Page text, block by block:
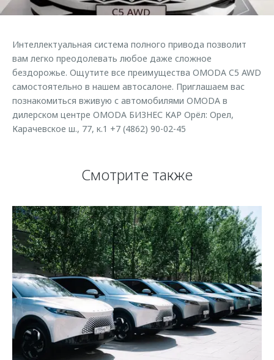
Страхование
Аксессуары
Одежда и сувениры
Оригинальные аксессуары
Запчасти
Клиентская поддержка
Клуб владельцев OMODA
Приложение O&J
Аксессуары
Одежда и сувениры
Обратная связь
Интеллектуальная система полного привода позволит
вам легко преодолевать любое даже сложное
бездорожье. Ощутите все преимущества OMODA C5 AWD
самостоятельно в нашем автосалоне. Приглашаем вас
познакомиться вживую с автомобилями OMODA в
дилерском центре OMODA БИЗНЕС КАР Орёл: Орел,
Карачевское ш., 77, к.1 +7 (4862) 90-02-45
Смотрите также